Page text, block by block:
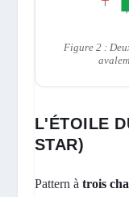
Figure 2 :
L'ÉTOILE
STAR)
Pattern à trois